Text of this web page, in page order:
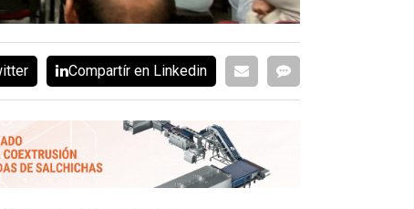
Compartír en Linkedin